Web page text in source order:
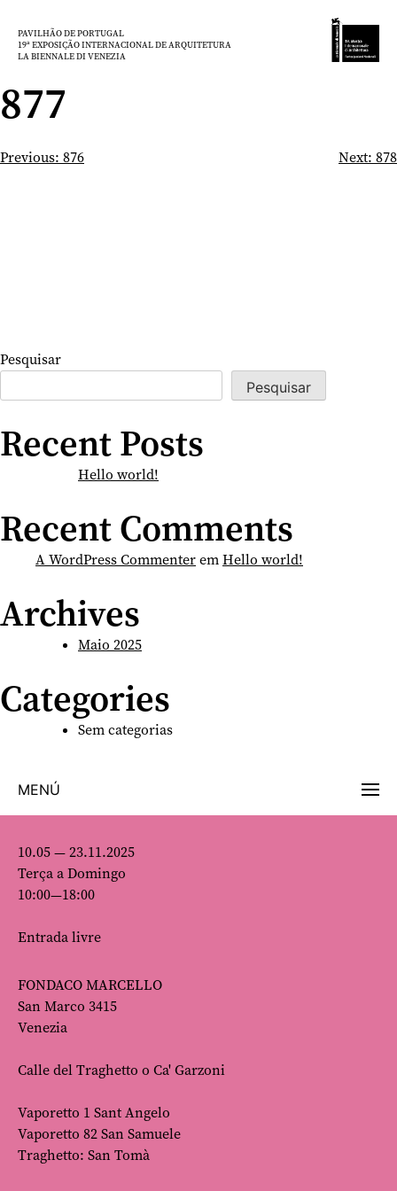
paraPAVILHÃO DE PORTUGAL
19ª EXPOSIÇÃO INTERNACIONAL DE ARQUITETURA
LA BIENNALE DI VENEZIA
877
Navegação
Previous: 876 Next: 878
Pesquisar
Pesquisar
Recent Posts
Hello world!
Recent Comments
A WordPress CommenteremHello world!
Archives
Maio 2025
Categories
Sem categorias
MENÚ
10.05 — 23.11.2025
Terça a Domingo
10:00—18:00
Entrada livre
FONDACO MARCELLO
San Marco 3415
Venezia
Calle del Traghetto o Ca' Garzoni
Vaporetto 1 Sant Angelo
Vaporetto 82 San Samuele
Traghetto: San Tomà